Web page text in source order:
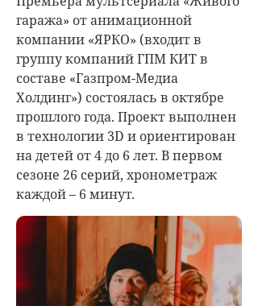
гаража» от анимационной
компании «ЯРКО» (входит в
группу компаний ГПМ КИТ в
составе «Газпром-Медиа
Холдинг») состоялась в октябре
прошлого года. Проект выполнен
в технологии 3D и ориентирован
на детей от 4 до 6 лет. В первом
сезоне 26 серий, хронометраж
каждой – 6 минут.